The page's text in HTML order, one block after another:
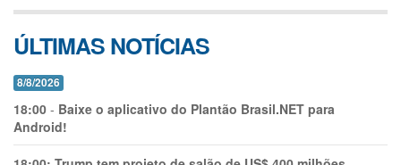
ÚLTIMAS NOTÍCIAS
8/8/2026
18:00 - Baixe o aplicativo do Plantão Brasil.NET para
Android!